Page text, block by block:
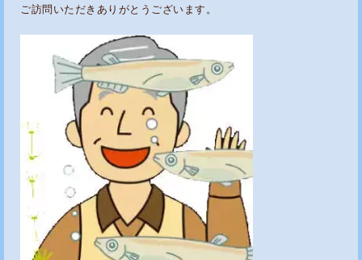
ご訪問いただきありがとうございます。